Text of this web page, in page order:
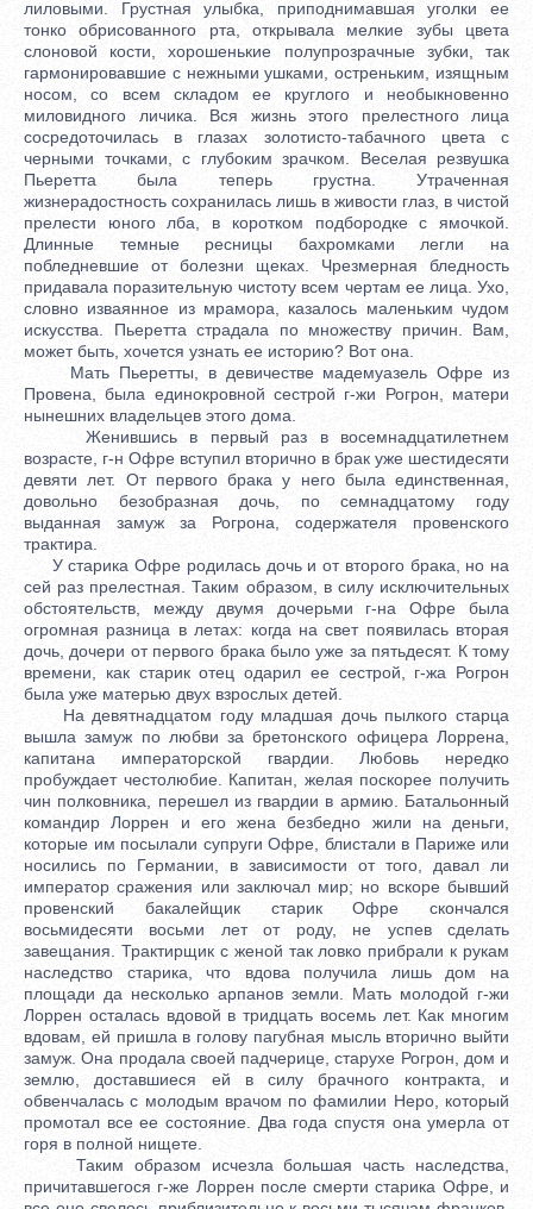
лиловыми. Грустная улыбка, приподнимавшая уголки ее
тонко обрисованного рта, открывала мелкие зубы цвета
слоновой кости, хорошенькие полупрозрачные зубки, так
гармонировавшие с нежными ушками, остреньким, изящным
носом, со всем складом ее круглого и необыкновенно
миловидного личика. Вся жизнь этого прелестного лица
сосредоточилась в глазах золотисто-табачного цвета с
черными точками, с глубоким зрачком. Веселая резвушка
Пьеретта была теперь грустна. Утраченная
жизнерадостность сохранилась лишь в живости глаз, в чистой
прелести юного лба, в коротком подбородке с ямочкой.
Длинные темные ресницы бахромками легли на
побледневшие от болезни щеках. Чрезмерная бледность
придавала поразительную чистоту всем чертам ее лица. Ухо,
словно изваянное из мрамора, казалось маленьким чудом
искусства. Пьеретта страдала по множеству причин. Вам,
может быть, хочется узнать ее историю? Вот она.
Мать Пьеретты, в девичестве мадемуазель Офре из
Провена, была единокровной сестрой г-жи Рогрон, матери
нынешних владельцев этого дома.
Женившись в первый раз в восемнадцатилетнем
возрасте, г-н Офре вступил вторично в брак уже шестидесяти
девяти лет. От первого брака у него была единственная,
довольно безобразная дочь, по семнадцатому году
выданная замуж за Рогрона, содержателя провенского
трактира.
У старика Офре родилась дочь и от второго брака, но на
сей раз прелестная. Таким образом, в силу исключительных
обстоятельств, между двумя дочерьми г-на Офре была
огромная разница в летах: когда на свет появилась вторая
дочь, дочери от первого брака было уже за пятьдесят. К тому
времени, как старик отец одарил ее сестрой, г-жа Рогрон
была уже матерью двух взрослых детей.
На девятнадцатом году младшая дочь пылкого старца
вышла замуж по любви за бретонского офицера Лоррена,
капитана императорской гвардии. Любовь нередко
пробуждает честолюбие. Капитан, желая поскорее получить
чин полковника, перешел из гвардии в армию. Батальонный
командир Лоррен и его жена безбедно жили на деньги,
которые им посылали супруги Офре, блистали в Париже или
носились по Германии, в зависимости от того, давал ли
император сражения или заключал мир; но вскоре бывший
провенский бакалейщик старик Офре скончался
восьмидесяти восьми лет от роду, не успев сделать
завещания. Трактирщик с женой так ловко прибрали к рукам
наследство старика, что вдова получила лишь дом на
площади да несколько арпанов земли. Мать молодой г-жи
Лоррен осталась вдовой в тридцать восемь лет. Как многим
вдовам, ей пришла в голову пагубная мысль вторично выйти
замуж. Она продала своей падчерице, старухе Рогрон, дом и
землю, доставшиеся ей в силу брачного контракта, и
обвенчалась с молодым врачом по фамилии Неро, который
промотал все ее состояние. Два года спустя она умерла от
горя в полной нищете.
Таким образом исчезла большая часть наследства,
причитавшегося г-же Лоррен после смерти старика Офре, и